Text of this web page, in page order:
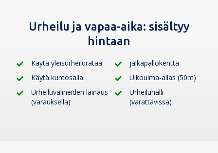
Urheilu ja vapaa-aika: sisältyy
hintaan
Käytä yleisurheilurataa
Käytä kuntosalia
Urheiluvälineiden lainaus
(varauksella)
jalkapallokenttä
Ulkouima-allas (50m)
Urheiluhalli
(varattavissa)